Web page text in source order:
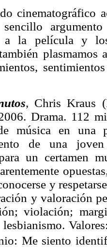
cinematográfico
a la película y
plasmamos
, Chris Kraus
Drama. 112
música en una
de una
un certamen
y
y valoración
violación;
lesbianismo.
Me siento